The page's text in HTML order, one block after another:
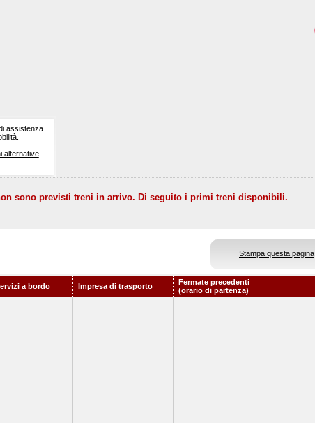
assistenza
alternative
sono previsti treni in arrivo. Di seguito i primi treni disponibili.
Stampa questa pagina
a bordo Impresa di trasporto
Fermate precedenti
(orario di partenza)